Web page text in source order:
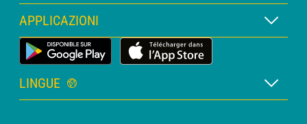
Abbonamento METEO PRO
Consulenza con un meteorologo
Bollettino PRO
Legenda delle mappe
Legenda dei pittogrammi
Glossario
APPLICAZIONI
App Meteo Terrestre
LINGUE